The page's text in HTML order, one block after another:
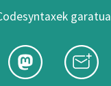
garatua